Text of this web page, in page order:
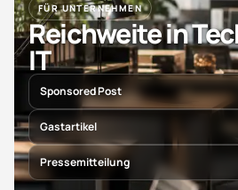
FÜR UNTERNEHMEN
Reichweite in
IT
Sponsored Post
Gastartikel
Pressemitteilung